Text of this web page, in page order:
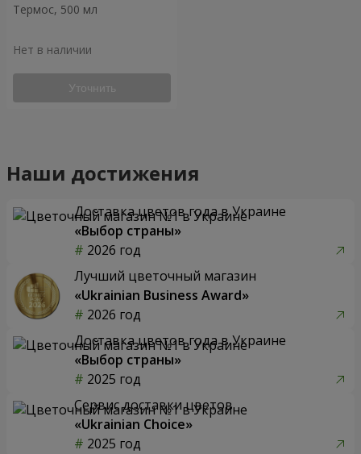
Термос, 500 мл
Нет в наличии
Уточнить
Наши достижения
Доставка цветов года в Украине
«Выбор страны»
2026 год
Лучший цветочный магазин
«Ukrainian Business Award»
2026 год
Доставка цветов года в Украине
«Выбор страны»
2025 год
Сервис доставки цветов
«Ukrainian Choice»
2025 год